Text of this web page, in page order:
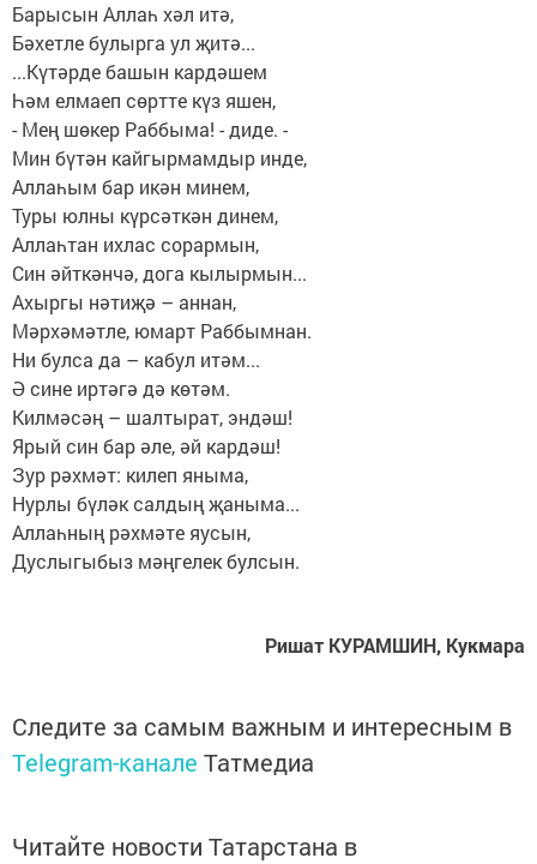
Барысын Аллаһ хәл итә,
Бәхетле булырга ул җитә...
...Күтәрде башын кардәшем
Һәм елмаеп сөртте күз яшен,
- Мең шөкер Раббыма! - диде. -
Мин бүтән кайгырмамдыр инде,
Аллаһым бар икән минем,
Туры юлны күрсәткән динем,
Аллаһтан ихлас сорармын,
Син әйткәнчә, дога кылырмын...
Ахыргы нәтиҗә – аннан,
Мәрхәмәтле, юмарт Раббымнан.
Ни булса да – кабул итәм...
Ә сине иртәгә дә көтәм.
Килмәсәң – шалтырат, эндәш!
Ярый син бар әле, әй кардәш!
Зур рәхмәт: килеп яныма,
Нурлы бүләк салдың җаныма...
Аллаһның рәхмәте яусын,
Дуслыгыбыз мәңгелек булсын.
Ришат КУРАМШИН, Кукмара
Следите за самым важным и интересным в
Telegram-канале Татмедиа
Читайте новости Татарстана в